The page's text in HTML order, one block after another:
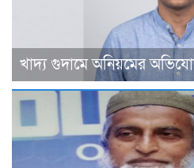
খাদ্য গুদামে অনিয়মের